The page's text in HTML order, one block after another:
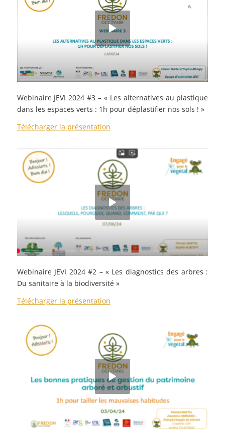
Webinaire JEVI 2024 #3 – « Les alternatives au plastique
dans les espaces verts : 1h pour déplastifier nos sols ! »
Télécharger la présentation
Webinaire JEVI 2024 #2 – « Les diagnostics des arbres :
Du sanitaire à la biodiversité »
Télécharger la présentation